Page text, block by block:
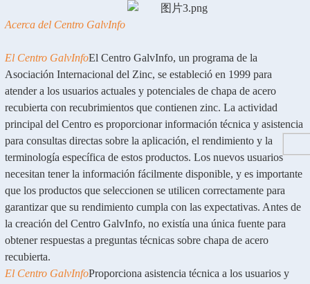
Acerca del Centro GalvInfo
El Centro GalvInfoEl Centro GalvInfo, un programa de la
Asociación Internacional del Zinc, se estableció en 1999 para
atender a los usuarios actuales y potenciales de chapa de acero
recubierta con recubrimientos que contienen zinc. La actividad
principal del Centro es proporcionar información técnica y asistencia
para consultas directas sobre la aplicación, el rendimiento y la
terminología específica de estos productos. Los nuevos usuarios
necesitan tener la información fácilmente disponible, y es importante
que los productos que seleccionen se utilicen correctamente para
garantizar que su rendimiento cumpla con las expectativas. Antes de
la creación del Centro GalvInfo, no existía una única fuente para
obtener respuestas a preguntas técnicas sobre chapa de acero
recubierta.
El Centro GalvInfoProporciona asistencia técnica a los usuarios y